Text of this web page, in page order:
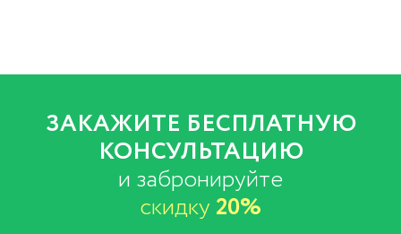
ЗАКАЖИТЕ БЕСПЛАТНУЮ
КОНСУЛЬТАЦИЮ
и забронируйте
скидку 20%